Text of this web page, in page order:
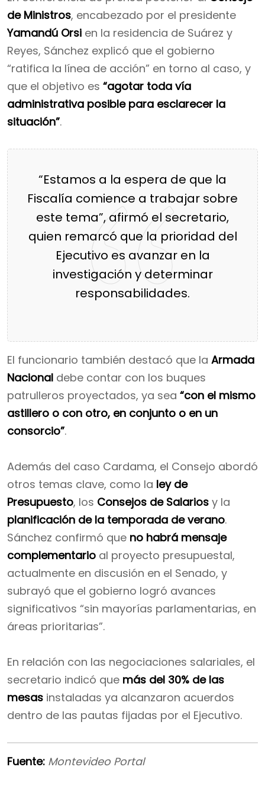
de Ministros, encabezado por el presidente
Yamandú Orsi en la residencia de Suárez y
Reyes, Sánchez explicó que el gobierno
“ratifica la línea de acción” en torno al caso, y
que el objetivo es “agotar toda vía
administrativa posible para esclarecer la
situación”.
“Estamos a la espera de que la
Fiscalía comience a trabajar sobre
este tema”, afirmó el secretario,
quien remarcó que la prioridad del
Ejecutivo es avanzar en la
investigación y determinar
responsabilidades.
El funcionario también destacó que la Armada
Nacional debe contar con los buques
patrulleros proyectados, ya sea “con el mismo
astillero o con otro, en conjunto o en un
consorcio”.
Además del caso Cardama, el Consejo abordó
otros temas clave, como la ley de
Presupuesto, los Consejos de Salarios y la
planificación de la temporada de verano.
Sánchez confirmó que no habrá mensaje
complementario al proyecto presupuestal,
actualmente en discusión en el Senado, y
subrayó que el gobierno logró avances
significativos “sin mayorías parlamentarias, en
áreas prioritarias”.
En relación con las negociaciones salariales, el
secretario indicó que más del 30% de las
mesas instaladas ya alcanzaron acuerdos
dentro de las pautas fijadas por el Ejecutivo.
Fuente: Montevideo Portal